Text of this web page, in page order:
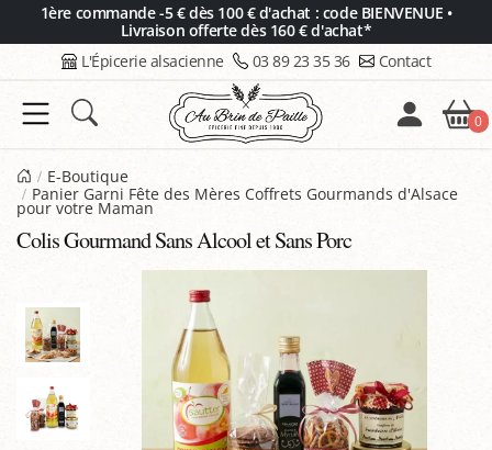
1ère commande -5 € dès 100 € d'achat : code BIENVENUE •
Livraison offerte dès 160 € d'achat*
L'Épicerie alsacienne 03 89 23 35 36 Contact
0
E-Boutique
Panier Garni Fête des Mères Coffrets Gourmands d'Alsace
pour votre Maman
Colis Gourmand Sans Alcool et Sans Porc
Panneau de gestion des cookies